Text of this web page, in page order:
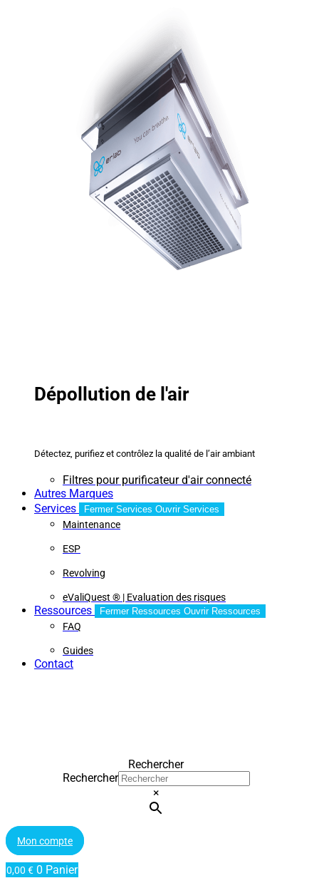
Dépollution de l'air
Détectez, purifiez et contrôlez la qualité de l’air ambiant
Filtres pour purificateur d'air connecté
Autres Marques
Services
Fermer Services Ouvrir Services
Maintenance
ESP
Revolving
eValiQuest ® | Evaluation des risques
Ressources Fermer Ressources Ouvrir Ressources
FAQ
Guides
Contact
Rechercher
Rechercher
×
Mon compte
0,00 € 0 Panier